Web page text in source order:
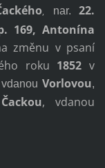
, nar.
22.
169,Antonína
změnu v psaní
roku 1852 v
vdanou Vorlovou,
, vdanou